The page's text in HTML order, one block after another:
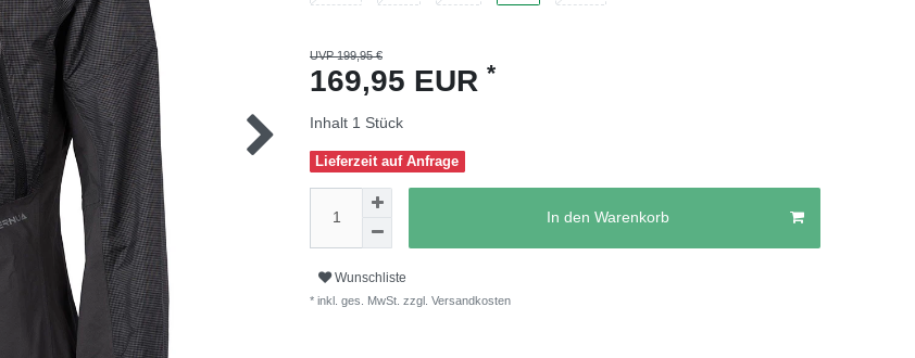
UVP 199,95 €
169,95 EUR *
Inhalt 1 Stück
Lieferzeit auf Anfrage
In den Warenkorb
Wunschliste
* inkl. ges. MwSt. zzgl. Versandkosten